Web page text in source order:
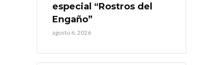
especial “Rostros del
Engaño”
agosto 6, 2026